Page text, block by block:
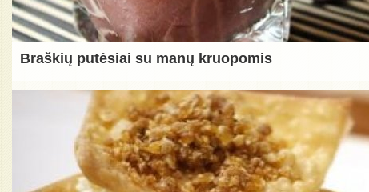
Braškių putėsiai su manų kruopomis